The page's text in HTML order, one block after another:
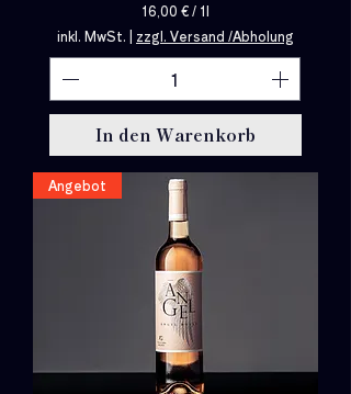
16,00 €/ 1l
1
6
,
0
0
p
r
o
1
i
t
e
r
inkl. MwSt. | zzgl. Versand /Abholung
In den Warenkorb
Angebot